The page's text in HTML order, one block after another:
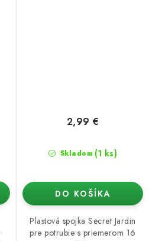
Skladom (1 ks)
2,99 €
DO KOŠÍKA
Plastová spojka Secret Jardin
pre potrubie s priemerom 16